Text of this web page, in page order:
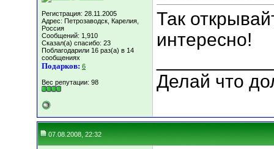
Регистрация: 28.11.2005
Адрес: Петрозаводск, Карелия,
Россия
Сообщений: 1,910
Сказал(а) спасибо: 23
Поблагодарили 16 раз(а) в 14
сообщениях
Подарков: 6
Вес репутации: 98
Так
интересно!
Делай что
07.08.2008, 22:32